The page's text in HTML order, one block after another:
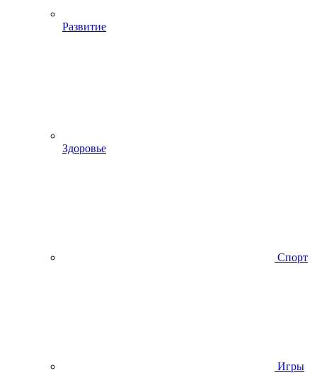
Развитие
Здоровье
Спорт
Игры